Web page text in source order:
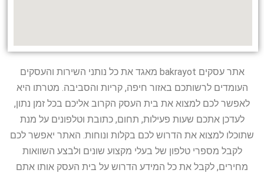
אתר עסקים bakrayot מאגד את כל נותני השירות והעסקים
העומדים לרשותכם באזור חיפה, קריות והסביבה. מטרתו היא
לאפשר לכם למצוא את בית העסק הקרוב אליכם בכל זמן נתון,
לעדכן אתכם שעות פעילות, תחום, כתובת וטלפונים על מנת
שתוכלו למצוא את הדרוש לכם בקלות ונוחות. האתר יאפשר לכם
לקבל מספרי טלפון של בעלי מקצוע שונים ולבצע השוואות
מחירים, לקבל את כל המידע הדרוש על בית העסק אותו אתם